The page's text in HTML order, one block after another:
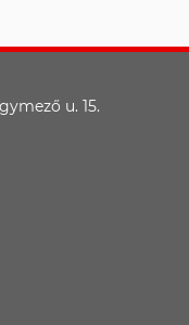
u. 15.